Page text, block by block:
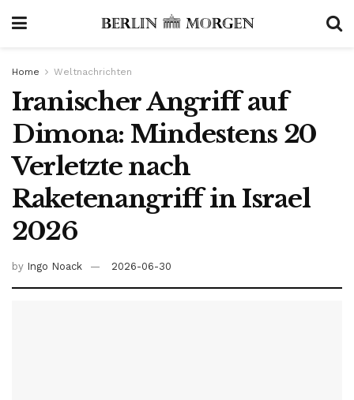
Home Weltnachrichten
Iranischer Angriff auf
Dimona: Mindestens 20
Verletzte nach
Raketenangriff in Israel
2026
by Ingo Noack 2026-06-30